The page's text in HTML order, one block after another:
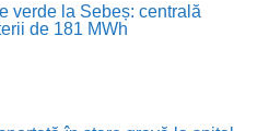
verde la Sebeș: centrală
de 181 MWh